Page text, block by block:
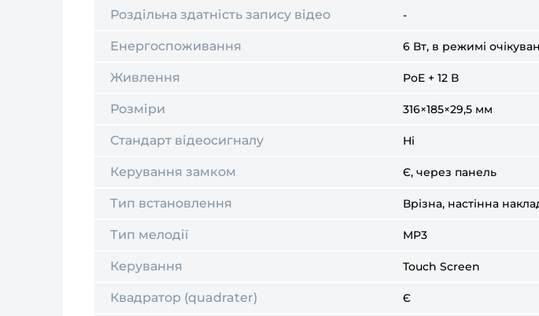
Роздільна здатність запису відео -
Енергоспоживання 6 Вт, в режимі
Живлення PoE + 12 В
Розміри 316×185×29,5 мм
Стандарт відеосигналу Ні
Керування замком Є, через панель
Тип встановлення Врізна, настінна
Тип мелодії MP3
Керування Touch Screen
Квадратор (quadrater) Є